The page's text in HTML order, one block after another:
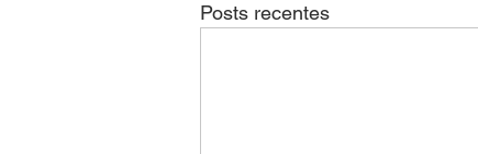
Posts recentes